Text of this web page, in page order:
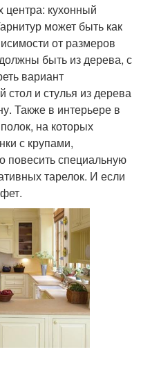
центра: кухонный
может быть как
от размеров
быть из дерева, с
вариант
и стулья из дерева
Также в интерьере в
на которых
с крупами,
повесить специальную
тарелок. И если